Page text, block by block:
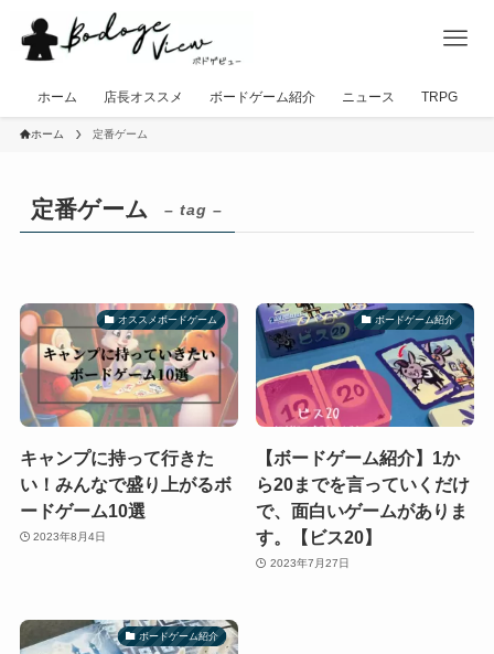
ホーム 店長オススメ ボードゲーム紹介 ニュース TRPG
ホーム 定番ゲーム
定番ゲーム – tag –
オススメボードゲーム
キャンプに持って行きた
い！みんなで盛り上がるボ
ードゲーム10選
2023年8月4日
ボードゲーム紹介
【ボードゲーム紹介】1か
ら20までを言っていくだけ
で、面白いゲームがありま
す。【ビス20】
2023年7月27日
ボードゲーム紹介